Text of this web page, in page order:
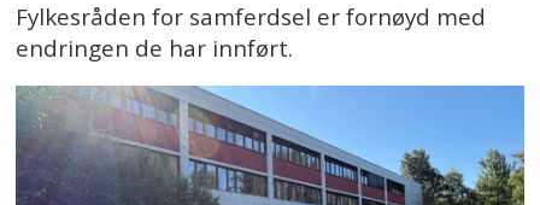
Fylkesråden for samferdsel er fornøyd med
endringen de har innført.